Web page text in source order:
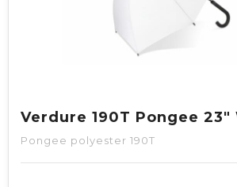
Pongee polyester 190T